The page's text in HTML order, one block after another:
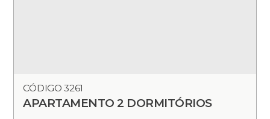
CÓDIGO 3261
APARTAMENTO 2 DORMITÓRIOS